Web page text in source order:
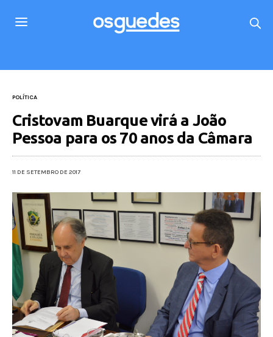
POLÍTICA
Cristovam Buarque virá a João
Pessoa para os 70 anos da Câmara
11 DE SETEMBRO DE 2017